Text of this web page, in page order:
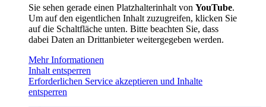
Sie sehen gerade einen Platzhalterinhalt von YouTube.
Um auf den eigentlichen Inhalt zuzugreifen, klicken Sie
auf die Schaltfläche unten. Bitte beachten Sie, dass
dabei Daten an Drittanbieter weitergegeben werden.
Mehr Informationen
Inhalt entsperren
Erforderlichen Service akzeptieren und Inhalte
entsperren